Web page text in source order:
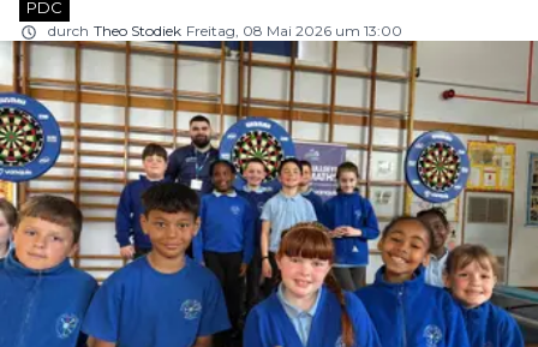
PDC
durch Theo Stodiek Freitag, 08 Mai 2026 um 13:00